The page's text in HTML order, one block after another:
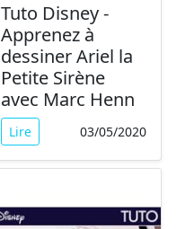
Tuto Disney -
Apprenez à
dessiner Ariel la
Petite Sirène
avec Marc Henn
Lire 03/05/2020